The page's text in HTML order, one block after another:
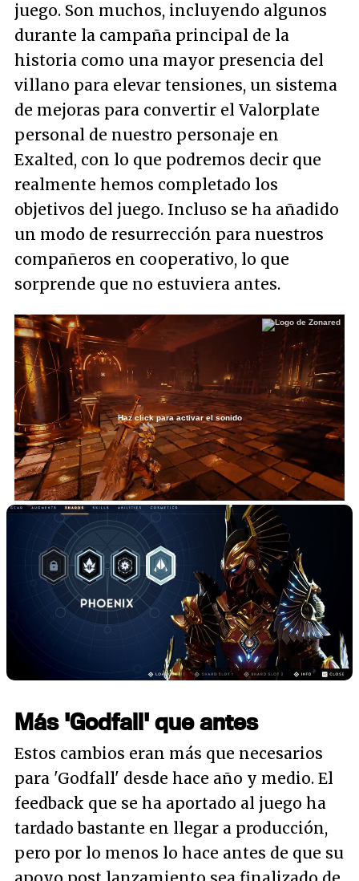
juego. Son muchos, incluyendo algunos
durante la campaña principal de la
historia como una mayor presencia del
villano para elevar tensiones, un sistema
de mejoras para convertir el Valorplate
personal de nuestro personaje en
Exalted, con lo que podremos decir que
realmente hemos completado los
objetivos del juego. Incluso se ha añadido
un modo de resurrección para nuestros
compañeros en cooperativo, lo que
sorprende que no estuviera antes.
Unmute /
Loaded:
23.92%
Haz click para activar el sonido
Más 'Godfall' que antes
Estos cambios eran más que necesarios
para 'Godfall' desde hace año y medio. El
feedback que se ha aportado al juego ha
tardado bastante en llegar a producción,
pero por lo menos lo hace antes de que su